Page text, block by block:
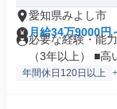
愛知県みよし市
月給34万9000円
必要な経験・能
（3年以上） ■高
年間休日120日以上